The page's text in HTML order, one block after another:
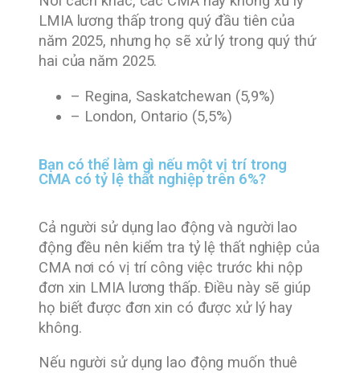
LMIA lương thấp trong quý đầu tiên của
năm 2025, nhưng họ sẽ xử lý trong quý thứ
hai của năm 2025.
– Regina, Saskatchewan (5,9%)
– London, Ontario (5,5%)
Bạn có thể làm gì nếu một vị trí trong
CMA có tỷ lệ thất nghiệp trên 6%?
Cả người sử dụng lao động và người lao
động đều nên kiểm tra tỷ lệ thất nghiệp của
CMA nơi có vị trí công việc trước khi nộp
đơn xin LMIA lương thấp. Điều này sẽ giúp
họ biết được đơn xin có được xử lý hay
không.
Nếu người sử dụng lao động muốn thuê